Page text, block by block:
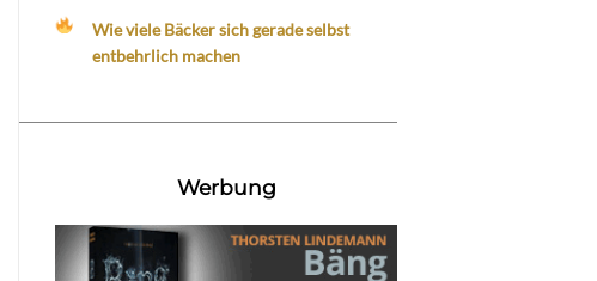
Wie viele Bäcker sich gerade selbst
entbehrlich machen
Werbung